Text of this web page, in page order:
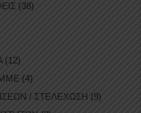
(38)
(12)
(4)
/ ΣΤΕΛΕΧΩΣΗ (9)